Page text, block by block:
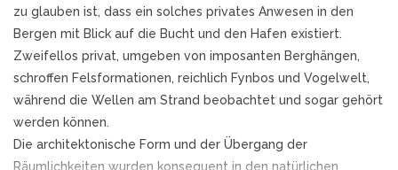
zu glauben ist, dass ein solches privates Anwesen in den
Bergen mit Blick auf die Bucht und den Hafen existiert.
Zweifellos privat, umgeben von imposanten Berghängen,
schroffen Felsformationen, reichlich Fynbos und Vogelwelt,
während die Wellen am Strand beobachtet und sogar gehört
werden können.
Die architektonische Form und der Übergang der
Räumlichkeiten wurden konsequent in den natürlichen